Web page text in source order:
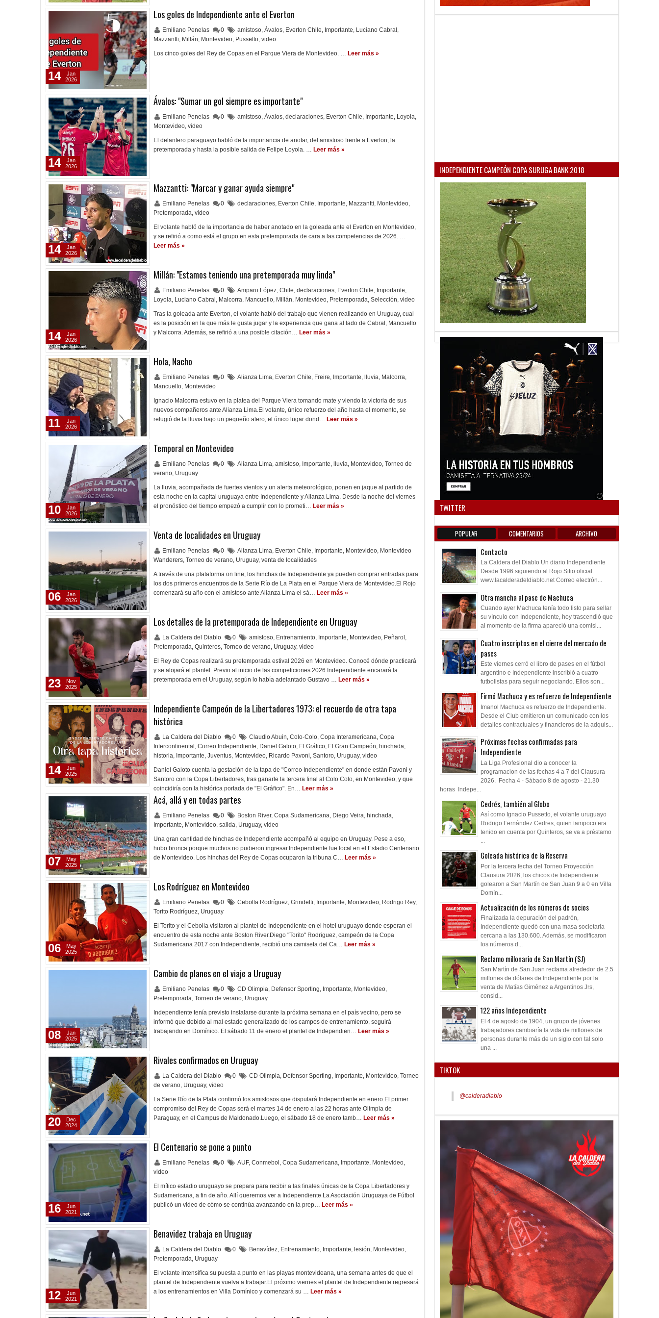
Los goles de Independiente ante el Everton
Emiliano Penelas 0 amistoso, Ávalos, Everton Chile, Importante, Luciano Cabral ,
Mazzantti, Millán, Montevideo, Pussetto, video
Los cinco goles del Rey de Copas en el Parque Viera de Montevideo. … Leer más »
14
Jan
2026
Ávalos: "Sumar un gol siempre es importante"
Emiliano Penelas 0 amistoso, Ávalos, declaraciones, Everton Chile, Importante, Loyola,
Montevideo, video
El delantero paraguayo habló de la importancia de anotar, del amistoso frente a Everton, la
pretemporada y hasta la posible salida de Felipe Loyola. … Leer más »
14
Jan
2026
Mazzantti: "Marcar y ganar ayuda siempre"
Emiliano Penelas 0 declaraciones, Everton Chile, Importante, Mazzantti, Montevideo,
Pretemporada, video
El volante habló de la importancia de haber anotado en la goleada ante el Everton en Montevideo,
y se refirió a como está el grupo en esta pretemporada de cara a las competencias de 2026. …
Leer más »
14
Jan
2026
Millán: "Estamos teniendo una pretemporada muy linda"
Emiliano Penelas 0 Amparo López, Chile, declaraciones, Everton Chile, Importante,
Loyola, Luciano Cabral , Malcorra, Mancuello, Millán, Montevideo, Pretemporada, Selección, video
Tras la goleada ante Everton, el volante habló del trabajo que vienen realizando en Uruguay, cual
es la posición en la que más le gusta jugar y la experiencia que gana al lado de Cabral, Mancuello
y Malcorra. Además, se refirió a una posible citación… Leer más »
14
Jan
2026
Hola, Nacho
Emiliano Penelas 0 Alianza Lima, Everton Chile, Freire, Importante, lluvia, Malcorra,
Mancuello, Montevideo
Ignacio Malcorra estuvo en la platea del Parque Viera tomando mate y viendo la victoria de sus
nuevos compañeros ante Alianza Lima.El volante, único refuerzo del año hasta el momento, se
refugió de la lluvia bajo un pequeño alero, el único lugar dond… Leer más »
11
Jan
2026
Temporal en Montevideo
Emiliano Penelas 0 Alianza Lima, amistoso, Importante, lluvia, Montevideo, Torneo de
verano, Uruguay
La lluvia, acompañada de fuertes vientos y un alerta meteorológico, ponen en jaque al partido de
esta noche en la capital uruguaya entre Independiente y Alianza Lima. Desde la noche del viernes
el pronóstico del tiempo empezó a cumplir con lo prometi… Leer más »
10
Jan
2026
Venta de localidades en Uruguay
Emiliano Penelas 0 Alianza Lima, Everton Chile, Importante, Montevideo, Montevideo
Wanderers, Torneo de verano, Uruguay, venta de localidades
A través de una plataforma on line, los hinchas de Independiente ya pueden comprar entradas para
los dos primeros encuentros de la Serie Río de La Plata en el Parque Viera de Montevideo.El Rojo
comenzará su año con el amistoso ante Alianza Lima el sá… Leer más »
06
Jan
2026
Los detalles de la pretemporada de Independiente en Uruguay
La Caldera del Diablo 0 amistoso, Entrenamiento, Importante, Montevideo, Peñarol ,
Pretemporada, Quinteros, Torneo de verano, Uruguay, video
El Rey de Copas realizará su pretemporada estival 2026 en Montevideo. Conocé dónde practicará
y se alojará el plantel. Previo al inicio de las competiciones 2026 Independiente encarará la
pretemporada em el Uruguay, según lo había adelantado Gustavo … Leer más »
23
Nov
2025
Independiente Campeón de la Libertadores 1973: el recuerdo de otra tapa
histórica
La Caldera del Diablo 0 Claudio Abuin, Colo-Colo, Copa Interamericana, Copa
Intercontinental , Correo Independiente, Daniel Galoto, El Gráfico, El Gran Campeón, hinchada,
historia, Importante, Juventus, Montevideo, Ricardo Pavoni, Santoro, Uruguay, video
Daniel Galoto cuenta la gestación de la tapa de "Correo Independiente" en donde están Pavoni y
Santoro con la Copa Libertadores, tras ganarle la tercera final al Colo Colo, en Montevideo, y que
coincidiría con la histórica portada de "El Gráfico". En… Leer más »
14
Jun
2025
Acá, allá y en todas partes
Emiliano Penelas 0 Boston River, Copa Sudamericana, Diego Veira, hinchada,
Importante, Montevideo, salida, Uruguay, video
Una gran cantidad de hinchas de Independiente acompañó al equipo en Uruguay. Pese a eso,
hubo bronca porque muchos no pudieron ingresar.Independiente fue local en el Estadio Centenario
de Montevideo. Los hinchas del Rey de Copas ocuparon la tribuna C… Leer más »
07
May
2025
Los Rodríguez en Montevideo
Emiliano Penelas 0 Cebolla Rodríguez, Grindetti, Importante, Montevideo, Rodrigo Rey,
Torito Rodríguez, Uruguay
El Torito y el Cebolla visitaron al plantel de Independiente en el hotel uruguayo donde esperan el
encuentro de esta noche ante Boston River.Diego "Torito" Rodriguez, campeón de la Copa
Sudamericana 2017 con Independiente, recibió una camiseta del Ca… Leer más »
06
May
2025
Cambio de planes en el viaje a Uruguay
Emiliano Penelas 0 CD Olimpia, Defensor Sporting, Importante, Montevideo,
Pretemporada, Torneo de verano, Uruguay
Independiente tenía previsto instalarse durante la próxima semana en el país vecino, pero se
informó que debido al mal estado generalizado de los campos de entrenamiento, seguirá
trabajando en Domínico. El sábado 11 de enero el plantel de Independien… Leer más »
08
Jan
2025
Rivales confirmados en Uruguay
La Caldera del Diablo 0 CD Olimpia, Defensor Sporting, Importante, Montevideo, Torneo
de verano, Uruguay, video
La Serie Río de la Plata confirmó los amistosos que disputará Independiente en enero.El primer
compromiso del Rey de Copas será el martes 14 de enero a las 22 horas ante Olimpia de
Paraguay, en el Campus de Maldonado.Luego, el sábado 18 de enero tamb… Leer más »
20
Dec
2024
El Centenario se pone a punto
Emiliano Penelas 0 AUF, Conmebol , Copa Sudamericana, Importante, Montevideo,
video
El mítico estadio uruguayo se prepara para recibir a las finales únicas de la Copa Libertadores y
Sudamericana, a fin de año. Allí queremos ver a Independiente.La Asociación Uruguaya de Fútbol
publicó un video de cómo se continúa avanzando en la prep… Leer más »
16
Jun
2021
Benavidez trabaja en Uruguay
La Caldera del Diablo 0 Benavídez, Entrenamiento, Importante, lesión, Montevideo,
Pretemporada, Uruguay
El volante intensifica su puesta a punto en las playas montevideana, una semana antes de que el
plantel de Independiente vuelva a trabajar.El próximo viernes el plantel de Independiente regresará
a los entrenamientos en Villa Domínico y comenzará su … Leer más »
12
Jun
2021
INDEPENDIENTE CAMPEÓN COPA SURUGA BANK 2018
TWITTER
POPULAR COMENTARIOS ARCHIVO
Contacto
La Caldera del Diablo Un diario Independiente
Desde 1996 siguiendo al Rojo Sitio oficial:
www.lacalderadeldiablo.net Correo electrón...
Otra mancha al pase de Machuca
Cuando ayer Machuca tenía todo listo para sellar
su vínculo con Independiente, hoy trascendió que
al momento de la firma apareció una comisi...
Cuatro inscriptos en el cierre del mercado de
pases
Este viernes cerró el libro de pases en el fútbol
argentino e Independiente inscribió a cuatro
futbolistas para seguir negociando. Ellos son...
Firmó Machuca y es refuerzo de Independiente
Imanol Machuca es refuerzo de Independiente.
Desde el Club emitieron un comunicado con los
detalles contractuales y financieros de la adquis...
Próximas fechas confirmadas para
Independiente
La Liga Profesional dio a conocer la
programacion de las fechas 4 a 7 del Clausura
2026. Fecha 4 - Sábado 8 de agosto - 21.30
horas Indepe...
Cedrés, también al Globo
Así como Ignacio Pussetto, el volante uruguayo
Rodrigo Fernández Cedres, quien tampoco era
tenido en cuenta por Quinteros, se va a préstamo
...
Goleada histórica de la Reserva
Por la tercera fecha del Torneo Proyección
Clausura 2026, los chicos de Independiente
golearon a San Martín de San Juan 9 a 0 en Villa
Domín...
Actualización de los números de socios
Finalizada la depuración del padrón,
Independiente quedó con una masa societaria
cercana a las 130.600. Además, se modificaron
los números d...
Reclamo millonario de San Martín (SJ)
San Martín de San Juan reclama alrededor de 2.5
millones de dólares de Independiente por la
venta de Matías Giménez a Argentinos Jrs,
consid...
122 años Independiente
El 4 de agosto de 1904, un grupo de jóvenes
trabajadores cambiaría la vida de millones de
personas durante más de un siglo con tal solo
una ...
TIKTOK
@calderadiablo